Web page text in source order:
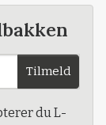
Tilmeld
du L-